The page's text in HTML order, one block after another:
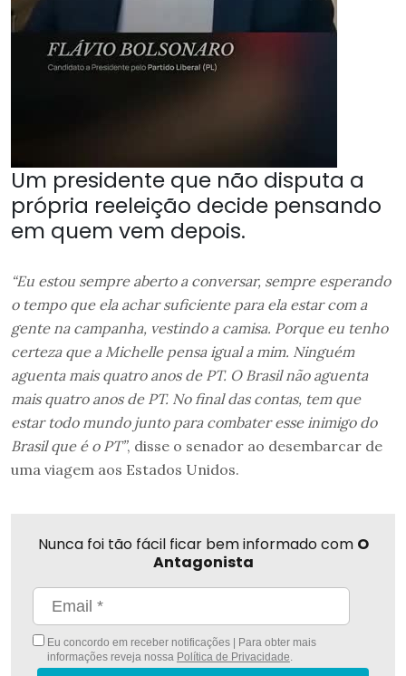
Um presidente que não disputa a
própria reeleição decide pensando
em quem vem depois.
“Eu estou sempre aberto a conversar, sempre esperando
o tempo que ela achar suficiente para ela estar com a
gente na campanha, vestindo a camisa. Porque eu tenho
certeza que a Michelle pensa igual a mim. Ninguém
aguenta mais quatro anos de PT. O Brasil não aguenta
mais quatro anos de PT. No final das contas, tem que
estar todo mundo junto para combater esse inimigo do
Brasil que é o PT”, disse o senador ao desembarcar de
uma viagem aos Estados Unidos.
Nunca foi tão fácil ficar bem informado com O
Antagonista
Eu concordo em receber notificações | Para obter mais
informações reveja nossa Política de Privacidade.